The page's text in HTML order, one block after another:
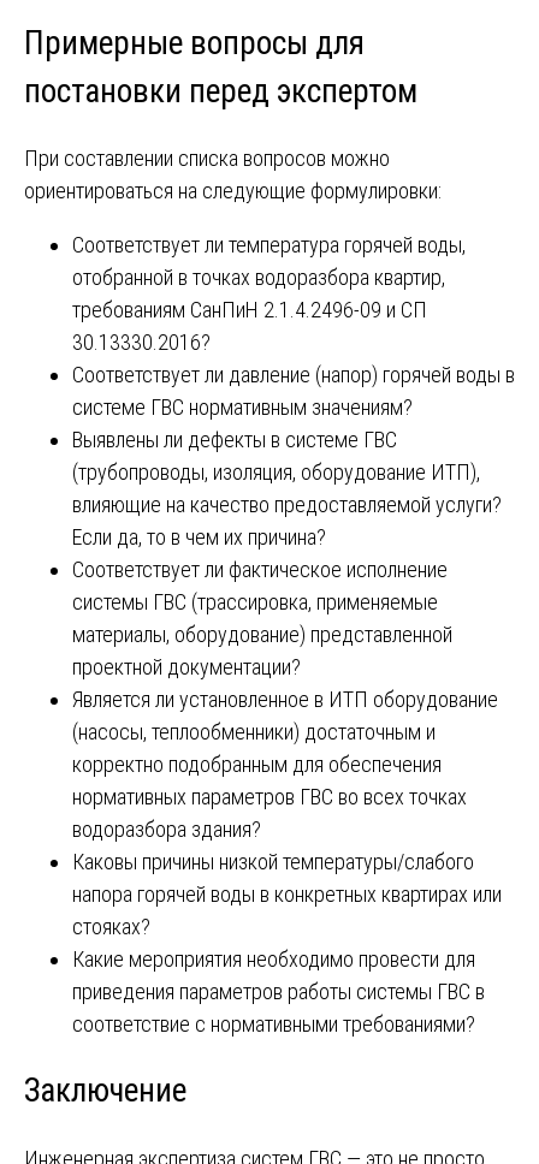
Примерные вопросы для
постановки перед экспертом
При составлении списка вопросов можно
ориентироваться на следующие формулировки:
Соответствует ли температура горячей воды,
отобранной в точках водоразбора квартир,
требованиям СанПиН 2.1.4.2496-09 и СП
30.13330.2016?
Соответствует ли давление (напор) горячей воды в
системе ГВС нормативным значениям?
Выявлены ли дефекты в системе ГВС
(трубопроводы, изоляция, оборудование ИТП),
влияющие на качество предоставляемой услуги?
Если да, то в чем их причина?
Соответствует ли фактическое исполнение
системы ГВС (трассировка, применяемые
материалы, оборудование) представленной
проектной документации?
Является ли установленное в ИТП оборудование
(насосы, теплообменники) достаточным и
корректно подобранным для обеспечения
нормативных параметров ГВС во всех точках
водоразбора здания?
Каковы причины низкой температуры/слабого
напора горячей воды в конкретных квартирах или
стояках?
Какие мероприятия необходимо провести для
приведения параметров работы системы ГВС в
соответствие с нормативными требованиями?
Заключение
Инженерная экспертиза систем ГВС — это не просто